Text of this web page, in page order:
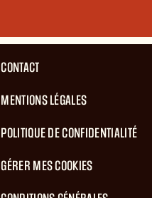
CONTACT
MENTIONS LÉGALES
POLITIQUE DE CONFIDENTIALITÉ
GÉRER MES COOKIES